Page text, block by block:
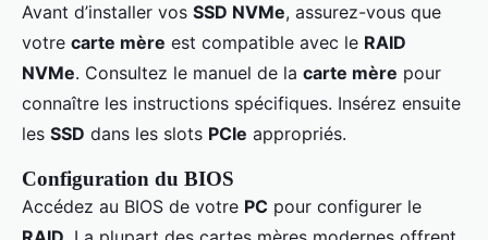
Avant d’installer vos SSD NVMe, assurez-vous que
votre carte mère est compatible avec le RAID
NVMe. Consultez le manuel de la carte mère pour
connaître les instructions spécifiques. Insérez ensuite
les SSD dans les slots PCIe appropriés.
Configuration du BIOS
Accédez au BIOS de votre PC pour configurer le